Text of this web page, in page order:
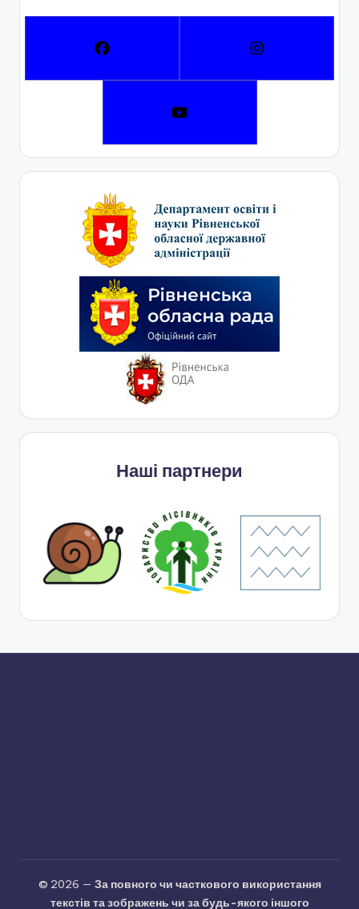
Наші партнери
© 2026 — За повного чи часткового використання
текстів та зображень чи за будь-якого іншого